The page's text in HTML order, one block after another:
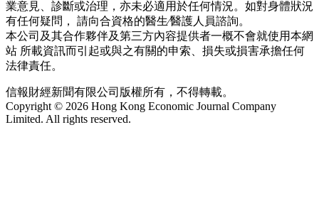
業意見、診斷或治理，亦未必適用於任何情況。如對身體狀況
有任何疑問， 請向合資格的醫生∕醫護人員諮詢。
本公司及其合作夥伴及第三方內容提供者一概不會就使用本網
站 所載資訊而引起或與之有關的申索、損失或損害承擔任何
法律責任。
信報財經新聞有限公司版權所有，不得轉載。
Copyright © 2026 Hong Kong Economic Journal Company
Limited. All rights reserved.